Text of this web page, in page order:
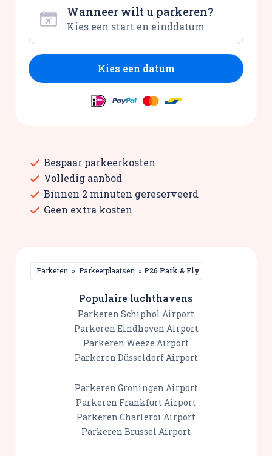
Wanneer wilt u parkeren?
Kies een datum
Bespaar parkeerkosten
Volledig aanbod
Binnen 2 minuten gereserveerd
Geen extra kosten
Parkeren » Parkeerplaatsen » P26 Park & Fly
Populaire luchthavens
Parkeren Schiphol Airport
Parkeren Eindhoven Airport
Parkeren Weeze Airport
Parkeren Düsseldorf Airport
Parkeren Groningen Airport
Parkeren Frankfurt Airport
Parkeren Charleroi Airport
Parkeren Brussel Airport